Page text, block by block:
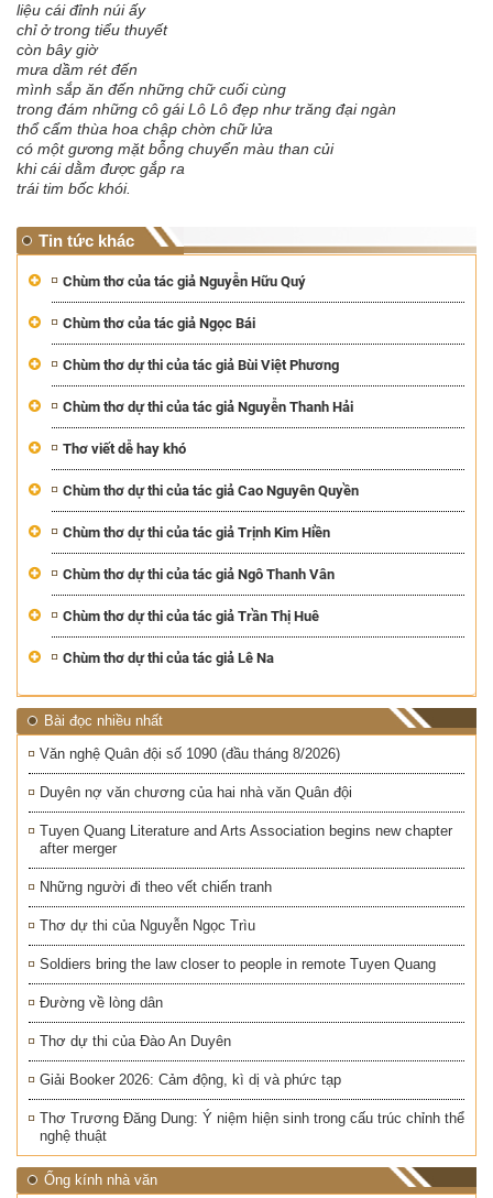
liệu cái đỉnh núi ấy
chỉ ở trong tiểu thuyết
còn bây giờ
mưa dầm rét đến
mình sắp ăn đến những chữ cuối cùng
trong đám những cô gái Lô Lô đẹp như trăng đại ngàn
thổ cẩm thùa hoa chập chờn chữ lửa
có một gương mặt bỗng chuyển màu than củi
khi cái dằm được gắp ra
trái tim bốc khói.
Tin tức khác
Chùm thơ của tác giả Nguyễn Hữu Quý
Chùm thơ của tác giả Ngọc Bái
Chùm thơ dự thi của tác giả Bùi Việt Phương
Chùm thơ dự thi của tác giả Nguyễn Thanh Hải
Thơ viết dễ hay khó
Chùm thơ dự thi của tác giả Cao Nguyên Quyền
Chùm thơ dự thi của tác giả Trịnh Kim Hiền
Chùm thơ dự thi của tác giả Ngô Thanh Vân
Chùm thơ dự thi của tác giả Trần Thị Huê
Chùm thơ dự thi của tác giả Lê Na
Bài đọc nhiều nhất
Văn nghệ Quân đội số 1090 (đầu tháng 8/2026)
Duyên nợ văn chương của hai nhà văn Quân đội
Tuyen Quang Literature and Arts Association begins new chapter
after merger
Những người đi theo vết chiến tranh
Thơ dự thi của Nguyễn Ngọc Trìu
Soldiers bring the law closer to people in remote Tuyen Quang
Đường về lòng dân
Thơ dự thi của Đào An Duyên
Giải Booker 2026: Cảm động, kì dị và phức tạp
Thơ Trương Đăng Dung: Ý niệm hiện sinh trong cấu trúc chỉnh thể
nghệ thuật
Ống kính nhà văn